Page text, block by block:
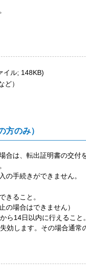
イル; 148KB)
）
のみ）
は、転出証明書の交付
の手続きができません。
きること。
の場合はできません）
ら14日以内に行えること。
効します。その場合通常